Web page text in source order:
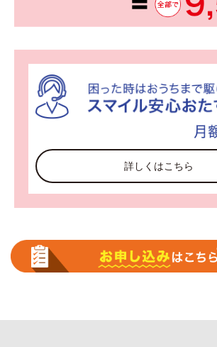
詳しくはこちら